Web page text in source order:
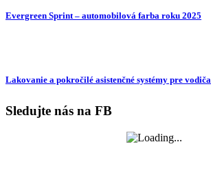
Evergreen Sprint – automobilová farba roku 2025
Lakovanie a pokročilé asistenčné systémy pre vodiča
Sledujte nás na FB